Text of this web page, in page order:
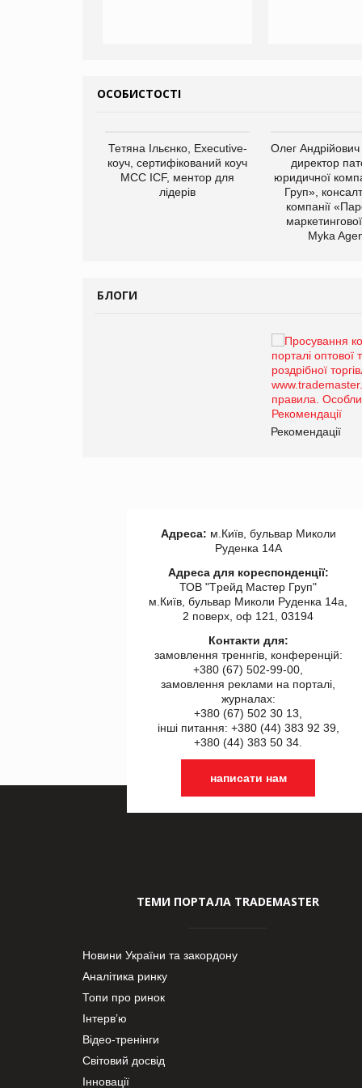
ОСОБИСТОСТІ
Тетяна Ільєнко, Executive-
коуч, сертифікований коуч
МСС ICF, ментор для
лідерів
Олег
директор
юридичної
Груп»,
компанії
маркетингової
Myka
БЛОГИ
Рекомендації
Адреса: м.Київ, бульвар Миколи
Руденка 14А
Адреса для кореспонденції:
ТОВ "Tрейд Мастер Груп"
м.Київ, бульвар Миколи Руденка 14а,
2 поверх, оф 121, 03194
Контакти для:
замовлення треннгів, конференцій:
+380 (67) 502-99-00,
замовлення реклами на порталі,
журналах:
+380 (67) 502 30 13,
інші питання: +380 (44) 383 92 39,
+380 (44) 383 50 34.
написати нам
ТЕМИ ПОРТАЛА TRADEMASTER
Новини України та закордону
Аналітика ринку
Топи про ринок
Інтерв’ю
Відео-тренінги
Світовий досвід
Інновації